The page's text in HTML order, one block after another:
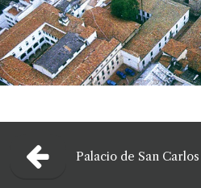
Palacio de San Carlos